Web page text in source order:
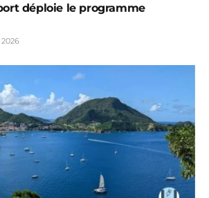
déploie le programme